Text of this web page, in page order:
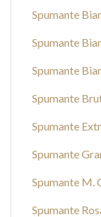
Spumante
Spumante
Spumante
Spumante
Spumante
Spumante
Spumante M.
Spumante